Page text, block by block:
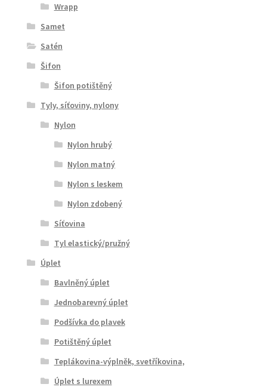
Wrapp
Samet
Satén
Šifon
Šifon potištěný
Tyly, síťoviny, nylony
Nylon
Nylon hrubý
Nylon matný
Nylon s leskem
Nylon zdobený
Síťovina
Tyl elastický/pružný
Úplet
Bavlněný úplet
Jednobarevný úplet
Podšívka do plavek
Potištěný úplet
Teplákovina-výplněk, svetříkovina,
Úplet s lurexem